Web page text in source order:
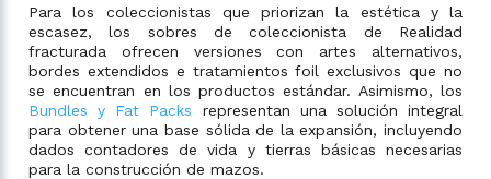
Para los coleccionistas que priorizan la estética y la
escasez, los sobres de coleccionista de Realidad
fracturada ofrecen versiones con artes alternativos,
bordes extendidos e tratamientos foil exclusivos que no
se encuentran en los productos estándar. Asimismo, los
Bundles y Fat Packs representan una solución integral
para obtener una base sólida de la expansión, incluyendo
dados contadores de vida y tierras básicas necesarias
para la construcción de mazos.